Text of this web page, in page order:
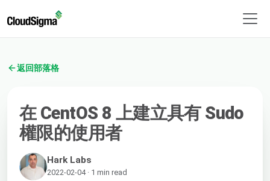
返回部落格
在 CentOS 8 上建立具有 Sudo
權限的使用者
Hark Labs
2022-02-04 · 1 min read